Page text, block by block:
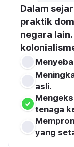
Dalam
praktik
negara
asli.
tenaga
yang